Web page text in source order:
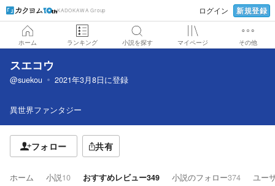
KADOKAWA Group ログイン 新規登録
ホーム ランキング 小説を探す マイページ その他
スエコウ
@suekou 2021年3月8日に登録
異世界ファンタジー
フォロー 共有
ホーム 小説10 おすすめレビュー349 小説のフォロー374 ユー